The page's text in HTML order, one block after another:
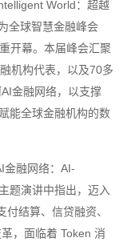
World：超越
全球智慧金融峰会
开幕。本届峰会汇聚
机构代表，以及70多
金融网络，以支撑
能全球金融机构的数
金融网络：AI-
题演讲中指出，迈入
结算、信贷融资、
，面临着 Token 消